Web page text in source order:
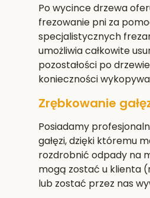
Po wycince drzewa
frezowanie pni za
specjalistycznych
umożliwia całkowite
pozostałości po
konieczności
Zrębkowanie
Posiadamy
gałęzi, dzięki któremu
rozdrobnić odpady na
mogą zostać u klienta
lub zostać przez nas